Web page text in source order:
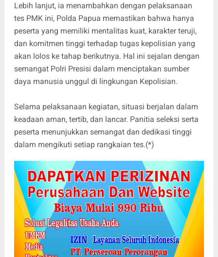
Lebih lanjut, ia menambahkan dengan pelaksanaan
tes PMK ini, Polda Papua memastikan bahwa hanya
peserta yang memiliki mentalitas kuat, karakter teruji,
dan komitmen tinggi terhadap tugas kepolisian yang
akan lolos ke tahap berikutnya. Hal ini sejalan dengan
semangat Polri Presisi dalam menciptakan sumber
daya manusia unggul di lingkungan Kepolisian.
Selama pelaksanaan kegiatan, situasi berjalan dalam
keadaan aman, tertib, dan lancar. Panitia seleksi serta
peserta menunjukkan semangat dan dedikasi tinggi
dalam mengikuti setiap rangkaian tes.(*)